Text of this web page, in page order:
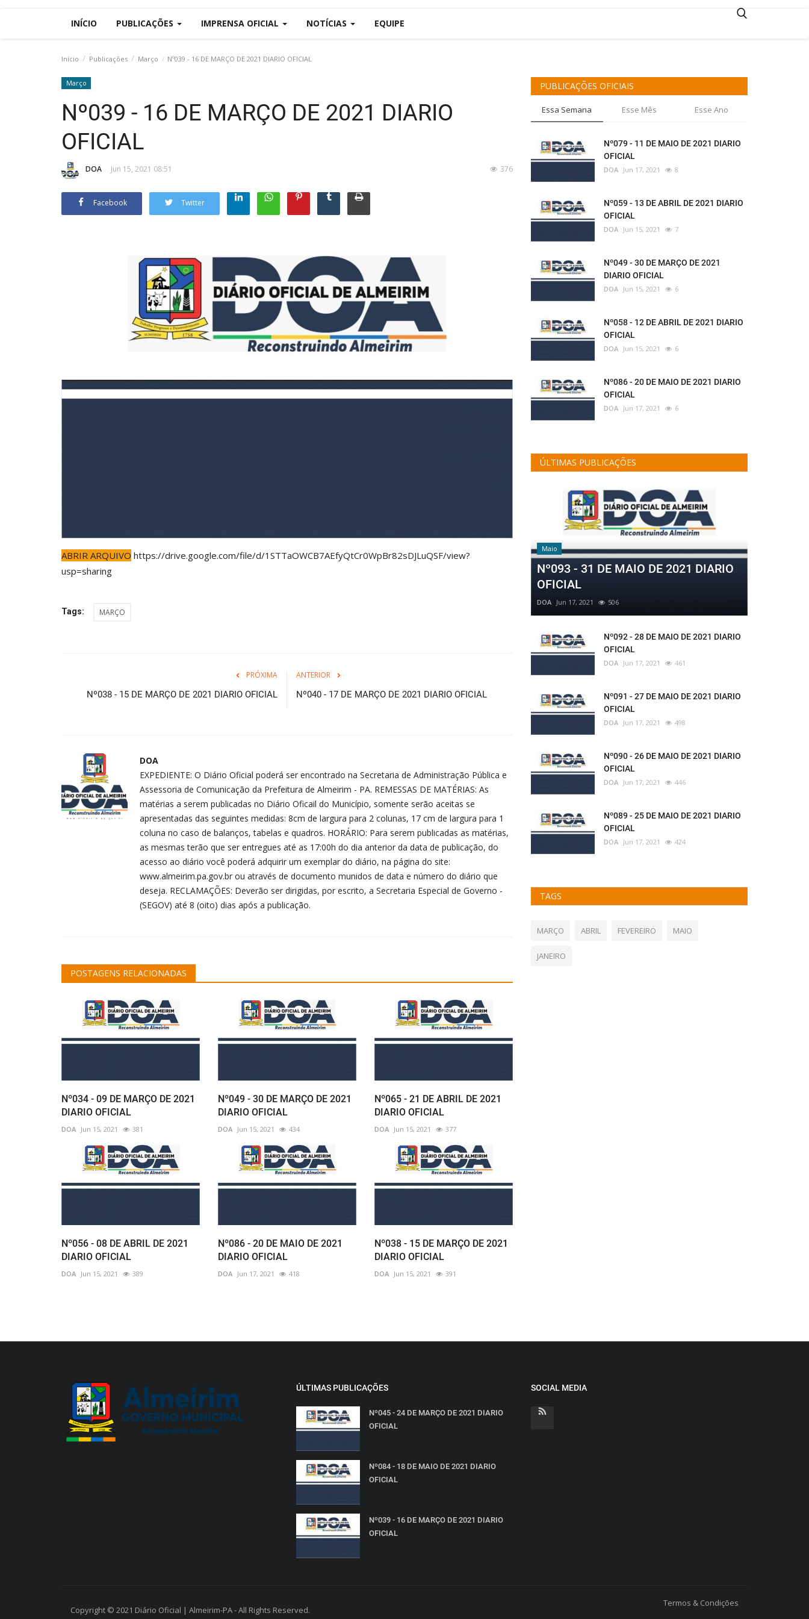
INÍCIO PUBLICAÇÕES IMPRENSA OFICIAL NOTÍCIAS EQUIPE
Início Publicações Março Nº039 - 16 DE MARÇO DE 2021 DIARIO OFICIAL
Março
Nº039 - 16 DE MARÇO DE 2021 DIARIO
OFICIAL
DOA Jun 15, 2021 08:51 376
Facebook Twitter
ABRIR ARQUIVO https://drive.google.com/file/d/1STTaOWCB7AEfyQtCr0WpBr82sDJLuQSF/view?
usp=sharing
Tags: MARÇO
PRÓXIMA
Nº038 - 15 DE MARÇO DE 2021 DIARIO OFICIAL
ANTERIOR
Nº040 - 17 DE MARÇO DE 2021 DIARIO OFICIAL
DOA
EXPEDIENTE: O Diário Oficial poderá ser encontrado na Secretaria de Administração Pública e
Assessoria de Comunicação da Prefeitura de Almeirim - PA. REMESSAS DE MATÉRIAS: As
matérias a serem publicadas no Diário Oficail do Município, somente serão aceitas se
apresentadas das seguintes medidas: 8cm de largura para 2 colunas, 17 cm de largura para 1
coluna no caso de balanços, tabelas e quadros. HORÁRIO: Para serem publicadas as matérias,
as mesmas terão que ser entregues até as 17:00h do dia anterior da data de publicação, do
acesso ao diário você poderá adquirir um exemplar do diário, na página do site:
www.almeirim.pa.gov.br ou através de documento munidos de data e número do diário que
deseja. RECLAMAÇÕES: Deverão ser dirigidas, por escrito, a Secretaria Especial de Governo -
(SEGOV) até 8 (oito) dias após a publicação.
POSTAGENS RELACIONADAS
Nº034 - 09 DE MARÇO DE 2021
DIARIO OFICIAL
DOA Jun 15, 2021 381
Nº049 - 30 DE MARÇO DE 2021
DIARIO OFICIAL
DOA Jun 15, 2021 434
Nº065 - 21 DE ABRIL DE 2021
DIARIO OFICIAL
DOA Jun 15, 2021 377
Nº056 - 08 DE ABRIL DE 2021
DIARIO OFICIAL
DOA Jun 15, 2021 389
Nº086 - 20 DE MAIO DE 2021
DIARIO OFICIAL
DOA Jun 17, 2021 418
Nº038 - 15 DE MARÇO DE 2021
DIARIO OFICIAL
DOA Jun 15, 2021 391
PUBLICAÇÕES OFICIAIS
Essa Semana Esse Mês Esse Ano
Nº079 - 11 DE MAIO DE 2021 DIARIO
OFICIAL
DOA Jun 17, 2021 8
Nº059 - 13 DE ABRIL DE 2021 DIARIO
OFICIAL
DOA Jun 15, 2021 7
Nº049 - 30 DE MARÇO DE 2021
DIARIO OFICIAL
DOA Jun 15, 2021 6
Nº058 - 12 DE ABRIL DE 2021 DIARIO
OFICIAL
DOA Jun 15, 2021 6
Nº086 - 20 DE MAIO DE 2021 DIARIO
OFICIAL
DOA Jun 17, 2021 6
ÚLTIMAS PUBLICAÇÕES
Maio
Nº093 - 31 DE MAIO DE 2021 DIARIO
OFICIAL
DOA Jun 17, 2021 506
Nº092 - 28 DE MAIO DE 2021 DIARIO
OFICIAL
DOA Jun 17, 2021 461
Nº091 - 27 DE MAIO DE 2021 DIARIO
OFICIAL
DOA Jun 17, 2021 498
Nº090 - 26 DE MAIO DE 2021 DIARIO
OFICIAL
DOA Jun 17, 2021 446
Nº089 - 25 DE MAIO DE 2021 DIARIO
OFICIAL
DOA Jun 17, 2021 424
TAGS
MARÇO ABRIL FEVEREIRO MAIO
JANEIRO
ÚLTIMAS PUBLICAÇÕES
Nº045 - 24 DE MARÇO DE 2021 DIARIO
OFICIAL
Nº084 - 18 DE MAIO DE 2021 DIARIO
OFICIAL
Nº039 - 16 DE MARÇO DE 2021 DIARIO
OFICIAL
SOCIAL MEDIA
Copyright © 2021 Diário Oficial | Almeirim-PA - All Rights Reserved.
Termos & Condições